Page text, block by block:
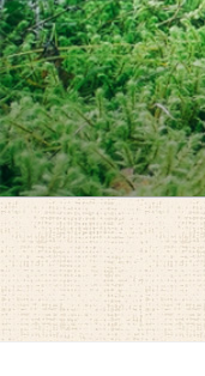
コ
ン
テ
ン
ツ
へ
ス
キ
ッ
プ